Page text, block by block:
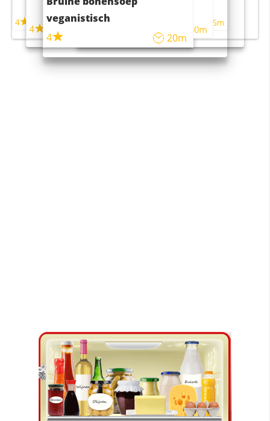
4
4 45m
veganistisch
4
20m
maaltijdsalade
40m
4 55m